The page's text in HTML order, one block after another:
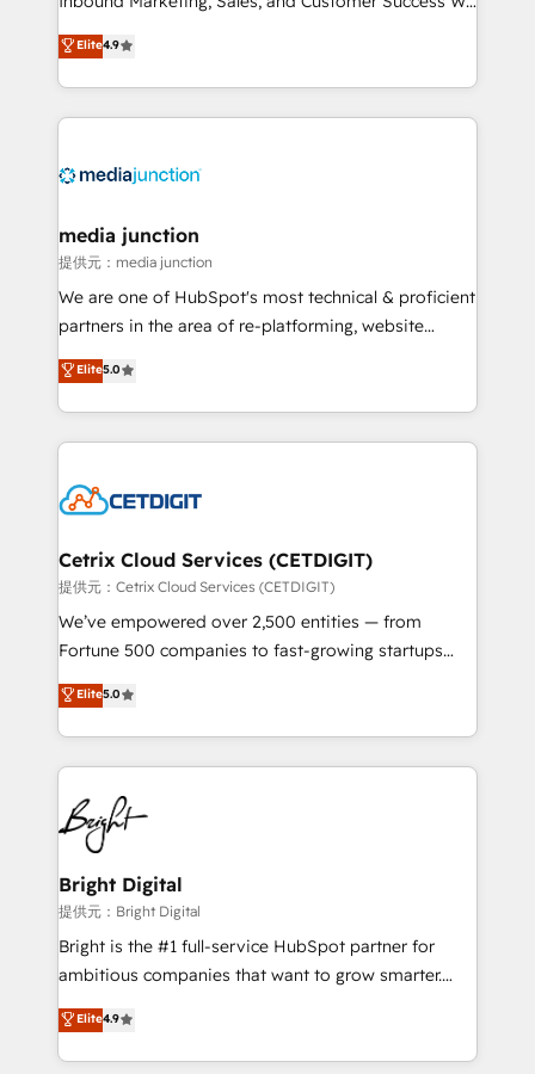
specialize in driving revenue growth for companies
across industries through tailored marketing, sales,
and customer success strategies, utilizing RevOps
methodologies. As Latin America's largest HubSpot
offer unparalleled insights. Operating in five
Mexico, USA, and Portugal—we've executed over a
hundred successful operations. Our approach,
rooted in RevOps principles, integrates analysis,
training, planning, and qualification. Leveraging
inbound marketing tactics, we focus on
understanding, nurturing, and converting leads.
competitive market.
Elite4.9
media junction
提供元：media junction
We are one of HubSpot's most technical & proficient
partners in the area of re-platforming, website
design & development. We specialize in multi-hub
implementations for mid-market & enterprise
companies. We are woman-owned, powered by
coffee, and we ❤️ dogs. We produce award-winning
Impact Award 🏆2022 Technical Expertise Impact
Award 🏆2020 Elite Solutions Partner 🏆2019
Integrations HubSpot Impact Award 🏆2019
Marketing Enablement HubSpot Impact Award 🏆
2018 Website Design HubSpot Impact Award 🏆2017
Growth-Driven Design Agency of the Year 🏆2016
Sales Enablement HubSpot Impact Award 🏆2015
HubSpot COS Performance Award 🏆2014 HubSpot
COS Design Award 🏆2013 HubSpot Marketplace
Partner 📆Founded in 1997
Elite5.0
Cetrix Cloud Services (CETDIGIT)
提供元：Cetrix Cloud Services (CETDIGIT)
We’ve empowered over 2,500 entities — from
Fortune 500 companies to fast-growing startups
and nonprofits — to streamline operations, scale
revenue, and unlock the full potential of HubSpot.
With deep technical and industry expertise, we fuse
automation, integration, and AI innovation to deliver
lasting impact. We specialize in: • Turnkey and end-
to-end HubSpot implementations • Onboarding for
Sales, Service, Marketing & Content Hubs • AI voice
and chat agents, predictive automation, and smart
workflows • Salesforce + HubSpot integration •
Website design and CMS development • ERP
integration: SAP, NetSuite, Microsoft Dynamics, … •
platform • Client/member portals built on HubSpot •
CaterSuite for the catering industry • Custom and
Elite5.0
Bright Digital
提供元：Bright Digital
Bright is the #1 full-service HubSpot partner for
ambitious companies that want to grow smarter.
From HubSpot onboarding, to training, from
developing a new website to lead generation and
digital marketing; we do it all (and with great
Elite4.9